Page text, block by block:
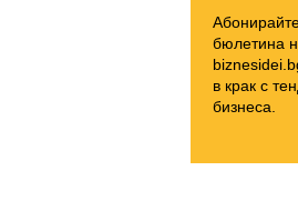
бюлетина
в крак с
бизнеса.